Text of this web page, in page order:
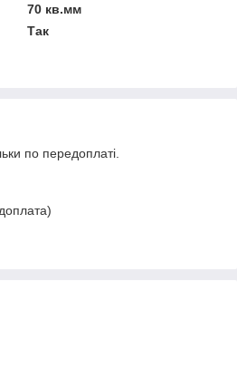
70 кв.мм
Так
по передоплаті.